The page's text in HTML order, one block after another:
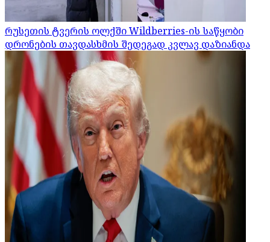
რუსეთის ტვერის ოლქში Wildberries-ის საწყობი
დრონების თავდასხმის შედეგად კვლავ დაზიანდა